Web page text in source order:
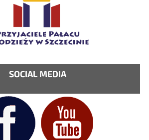
SOCIAL MEDIA